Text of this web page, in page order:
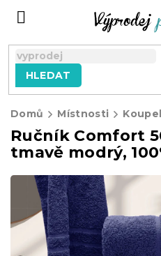
HLEDAT
Domů Místnosti
Ručník Comfort
tmavě modrý,